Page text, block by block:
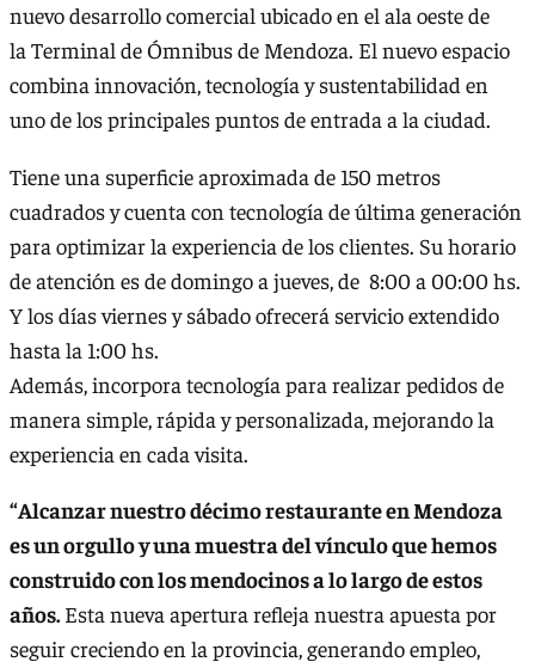
nuevo desarrollo comercial ubicado en el ala oeste de
la Terminal de Ómnibus de Mendoza. El nuevo espacio
combina innovación, tecnología y sustentabilidad en
uno de los principales puntos de entrada a la ciudad.
Tiene una superficie aproximada de 150 metros
cuadrados y cuenta con tecnología de última generación
para optimizar la experiencia de los clientes. Su horario
de atención es de domingo a jueves, de 8:00 a 00:00 hs.
Y los días viernes y sábado ofrecerá servicio extendido
hasta la 1:00 hs.
Además, incorpora tecnología para realizar pedidos de
manera simple, rápida y personalizada, mejorando la
experiencia en cada visita.
“Alcanzar nuestro décimo restaurante en Mendoza
es un orgullo y una muestra del vínculo que hemos
construido con los mendocinos a lo largo de estos
años.Esta nueva apertura refleja nuestra apuesta por
seguir creciendo en la provincia, generando empleo,